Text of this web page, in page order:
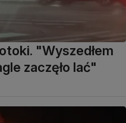
"Wyszedłem
zaczęło lać"